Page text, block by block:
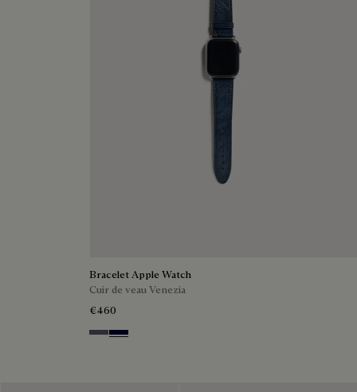
Bracelet Apple Watch
Cuir de veau Venezia
€460
Light Aluminio
Nero Blu